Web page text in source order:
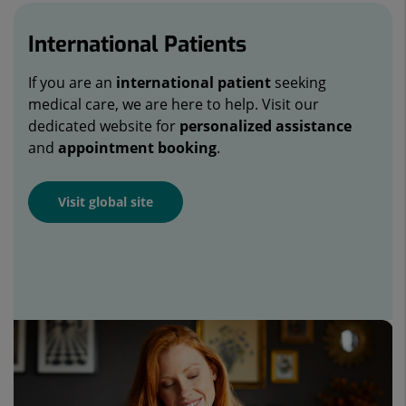
International Patients
If you are an international patient seeking
medical care, we are here to help. Visit our
dedicated website for personalized assistance
and appointment booking.
Visit global site